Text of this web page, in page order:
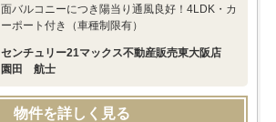
面バルコニーにつき陽当り通風良好！4LDK・カ
ーポート付き（車種制限有）
センチュリー21マックス不動産販売東大阪店
園田 航士
物件を詳しく見る